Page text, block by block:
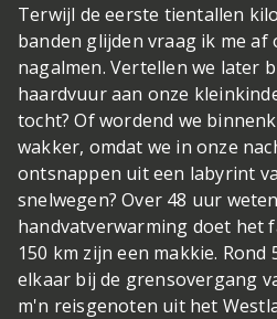
Terwijl de eerste tientallen
banden glijden vraag ik me
nagalmen. Vertellen we later
haardvuur aan onze
tocht? Of wordend we
wakker, omdat we in onze
ontsnappen uit een labyrint
snelwegen? Over 48 uur
handvatverwarming doet het
150 km zijn een makkie.
elkaar bij de grensovergang
m'n reisgenoten uit het